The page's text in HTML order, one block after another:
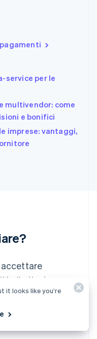
service per le
multivendor: come
e bonifici
imprese: vantaggi,
accettare
di stipulare
coordinate
per
it looks like you’re